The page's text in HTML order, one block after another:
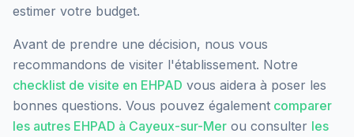
estimer votre budget.
Avant de prendre une décision, nous vous
recommandons de visiter l'établissement. Notre
checklist de visite en EHPAD vous aidera à poser les
bonnes questions. Vous pouvez également comparer
les autres EHPAD à Cayeux-sur-Mer ou consulter les